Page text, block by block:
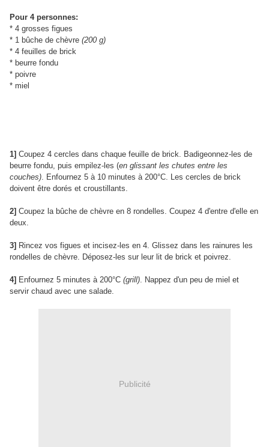
Pour 4 personnes:
* 4 grosses figues
* 1 bûche de chèvre (200 g)
* 4 feuilles de brick
* beurre fondu
* poivre
* miel
1] Coupez 4 cercles dans chaque feuille de brick. Badigeonnez-les de
beurre fondu, puis empilez-les (en glissant les chutes entre les
couches). Enfournez 5 à 10 minutes à 200°C. Les cercles de brick
doivent être dorés et croustillants.
2] Coupez la bûche de chèvre en 8 rondelles. Coupez 4 d'entre d'elle en
deux.
3] Rincez vos figues et incisez-les en 4. Glissez dans les rainures les
rondelles de chèvre. Déposez-les sur leur lit de brick et poivrez.
4] Enfournez 5 minutes à 200°C (grill). Nappez d'un peu de miel et
servir chaud avec une salade.
Publicité